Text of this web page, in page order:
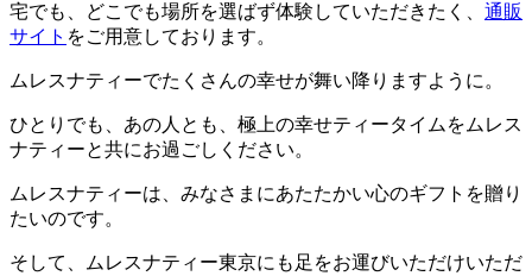
宅でも、どこでも場所を選ばず体験していただきたく、 通販
サイト をご用意しております。
ムレスナティーでたくさんの幸せが舞い降りますように。
ひとりでも、あの人とも、極上の幸せティータイムをムレス
ナティーと共にお過ごしください。
ムレスナティーは、みなさまにあたたかい心のギフトを贈り
たいのです。
そして、ムレスナティー東京にも足をお運びいただけいただ